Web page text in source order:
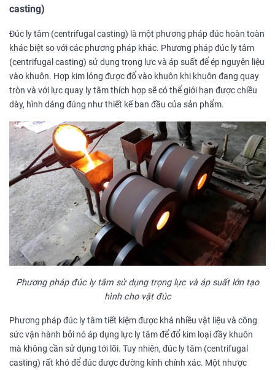
casting)
Đúc ly tâm (centrifugal casting) là một phương pháp đúc hoàn toàn
khác biệt so với các phương pháp khác. Phương pháp đúc ly tâm
(centrifugal casting) sử dụng trọng lực và áp suất để ép nguyên liệu
vào khuôn. Hợp kim lỏng được đổ vào khuôn khi khuôn đang quay
tròn và với lực quay ly tâm thích hợp sẽ có thể giới hạn được chiều
dày, hình dáng đúng như thiết kế ban đầu của sản phẩm.
Phương pháp đúc ly tâm sử dụng trọng lực và áp suất lớn tạo
hình cho vật đúc
Phương pháp đúc ly tâm tiết kiệm được khá nhiều vật liệu và công
sức vận hành bởi nó áp dụng lực ly tâm để đổ kim loại đầy khuôn
mà không cần sử dụng tới lõi. Tuy nhiên, đúc ly tâm (centrifugal
casting) rất khó để đúc được đường kính chính xác. Một nhược